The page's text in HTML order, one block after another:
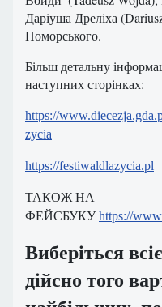
Даріуша Дреліха
Поморського.
Більш детальну
наступних сторінках:
https://
zycia
https://festiwaldlazycia.pl
ТАКОЖ НА
ФЕЙСБУКУhttps://
Виберіться
дійсно того